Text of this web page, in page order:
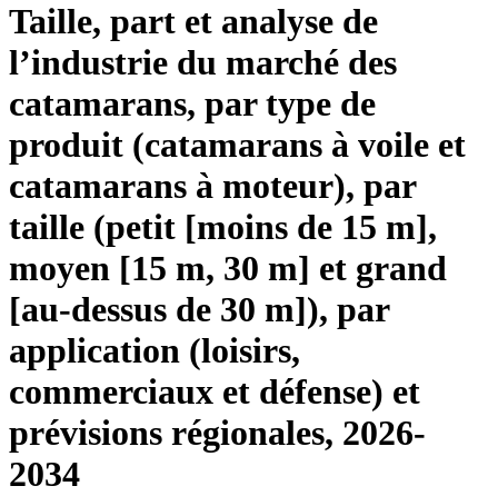
Taille, part et analyse de
l’industrie du marché des
catamarans, par type de
produit (catamarans à voile et
catamarans à moteur), par
taille (petit [moins de 15 m],
moyen [15 m, 30 m] et grand
[au-dessus de 30 m]), par
application (loisirs,
commerciaux et défense) et
prévisions régionales, 2026-
2034